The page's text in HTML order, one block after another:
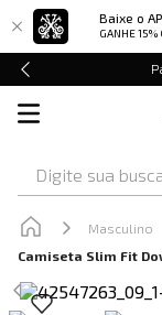
Baixe o
GANHE 15%
Masculino